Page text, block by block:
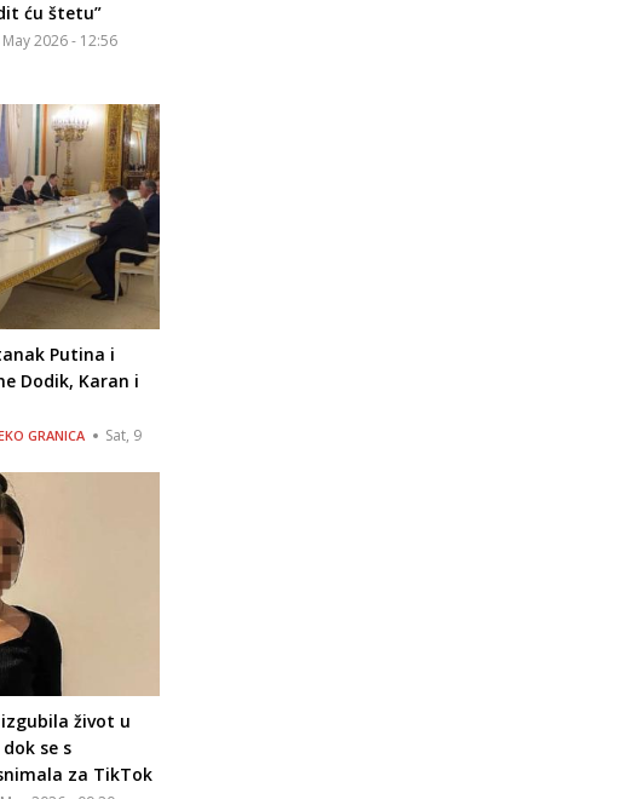
ću štetu”
May 2026 - 12:56
Putina i
Dodik, Karan i
GRANICA
Sat, 9
život u
se s
za TikTok